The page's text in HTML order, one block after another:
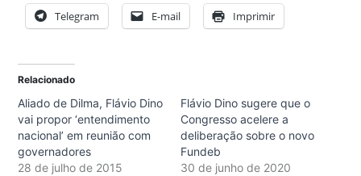
Telegram E-mail Imprimir
Relacionado
Aliado de Dilma, Flávio Dino
vai propor ‘entendimento
nacional’ em reunião com
governadores
28 de julho de 2015
Flávio Dino sugere que o
Congresso acelere a
deliberação sobre o novo
Fundeb
30 de junho de 2020